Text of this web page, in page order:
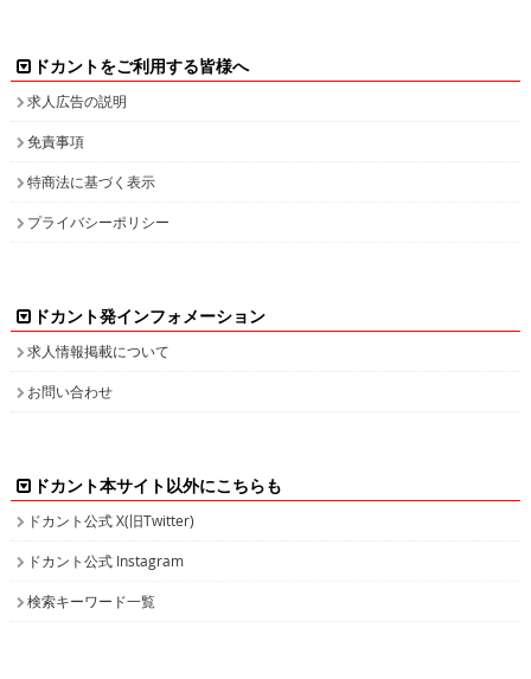
ドカントをご利用する皆様へ
求人広告の説明
免責事項
特商法に基づく表示
プライバシーポリシー
ドカント発インフォメーション
求人情報掲載について
お問い合わせ
ドカント本サイト以外にこちらも
ドカント公式 X(旧Twitter)
ドカント公式 Instagram
検索キーワード一覧